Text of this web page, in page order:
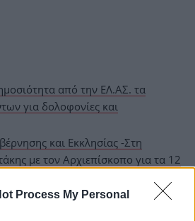
Process My Personal
από την ΕΛ.ΑΣ. τα
για δολοφονίες και
και Εκκλησίας -Στη
με τον Αρχιεπίσκοπο για τα 12
η έξοδος των εκδρομέων
του Πειραιά